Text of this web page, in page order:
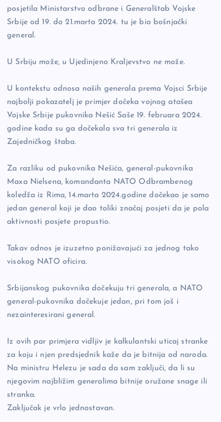
posjetila Ministarstvo odbrane i Generalštab Vojske
Srbije od 19. do 21.marta 2024. tu je bio bošnjački
general.
U Srbiju može, u Ujedinjeno Kraljevstvo ne može.
U kontekstu odnosa naših generala prema Vojsci Srbije
najbolji pokazatelj je primjer dočeka vojnog atašea
Vojske Srbije pukovnika Nešić Saše 19. februara 2024.
godine kada su ga dočekala sva tri generala iz
Zajedničkog štaba.
Za razliku od pukovnika Nešića, general-pukovnika
Maxa Nielsena, komandanta NATO Odbrambenog
koledža iz Rima, 14.marta 2024.godine dočekao je samo
jedan general koji je dao toliki značaj posjeti da je pola
aktivnosti posjete propustio.
Takav odnos je izuzetno ponižavajući za jednog tako
visokog NATO oficira.
Srbijanskog pukovnika dočekuju tri generala, a NATO
general-pukovnika dočekuje jedan, pri tom još i
nezainteresirani general.
Iz ovih par primjera vidljiv je kalkulantski uticaj stranke
za koju i njen predsjednik kaže da je bitnija od naroda.
Na ministru Helezu je sada da sam zaključi, da li su
njegovim najbližim generalima bitnije oružane snage ili
stranka.
Zaključak je vrlo jednostavan.